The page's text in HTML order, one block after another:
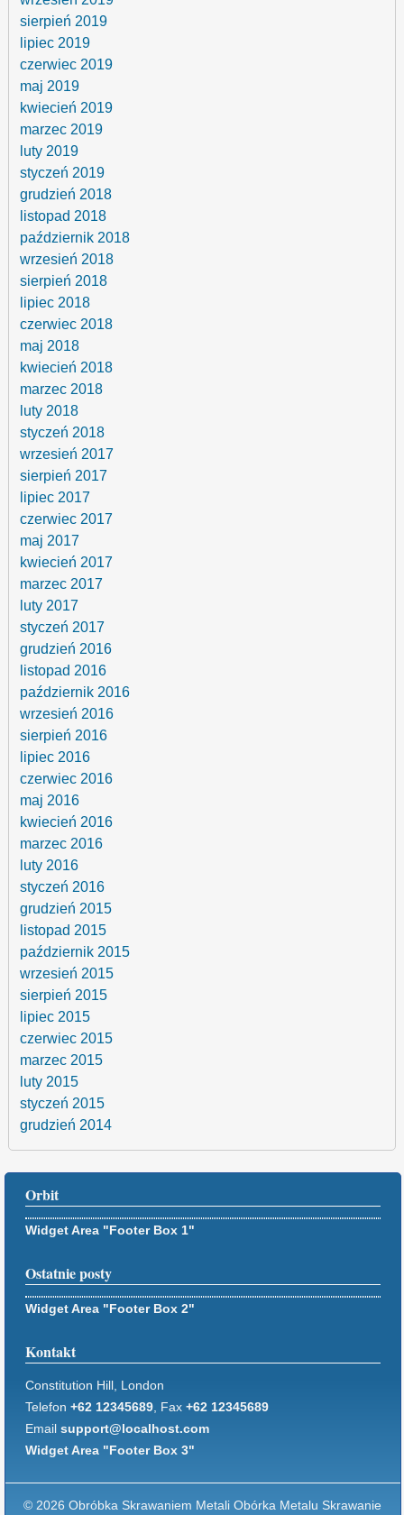
sierpień 2019
lipiec 2019
czerwiec 2019
maj 2019
kwiecień 2019
marzec 2019
luty 2019
styczeń 2019
grudzień 2018
listopad 2018
październik 2018
wrzesień 2018
sierpień 2018
lipiec 2018
czerwiec 2018
maj 2018
kwiecień 2018
marzec 2018
luty 2018
styczeń 2018
wrzesień 2017
sierpień 2017
lipiec 2017
czerwiec 2017
maj 2017
kwiecień 2017
marzec 2017
luty 2017
styczeń 2017
grudzień 2016
listopad 2016
październik 2016
wrzesień 2016
sierpień 2016
lipiec 2016
czerwiec 2016
maj 2016
kwiecień 2016
marzec 2016
luty 2016
styczeń 2016
grudzień 2015
listopad 2015
październik 2015
wrzesień 2015
sierpień 2015
lipiec 2015
czerwiec 2015
marzec 2015
luty 2015
styczeń 2015
grudzień 2014
Orbit
Widget Area "Footer Box 1"
Ostatnie posty
Widget Area "Footer Box 2"
Kontakt
Constitution Hill, London
Telefon +62 12345689, Fax +62 12345689
Email support@localhost.com
Widget Area "Footer Box 3"
© 2026 Obróbka Skrawaniem Metali Obórka Metalu Skrawanie